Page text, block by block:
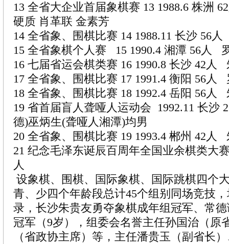
13 全省大企业首届象棋赛 13 1988.6 株洲
硬质 肖革联 金素芳
14 全省象、围棋比赛 14 1988.11 长沙 56
15 全省象棋个人赛 15 1990.4 湘潭 56人
16 七届省运会棋类赛 16 1990.8 长沙 42
17 全省象、围棋比赛 17 1991.4 衡阳 56人
18 全省象、围棋比赛 18 1992.4 岳阳 56
19 省首届盲人聋哑人运动会 1992.11 长沙
德)巫炳生(聋哑人湘潭)均男
20 全省象、围棋比赛 19 1993.4 郴州 42
21 纪念毛泽东诞辰百周年全国业余棋类大
人
设象棋、围棋、国际象棋、国际跳棋四个
青、少四个年龄段总计45个组别同场竞技
录，长沙朱贵友勇夺象棋成年组冠军、常
冠军（9岁），组委会名誉主任孙国治（原
（省政协主席）等，主任潘贵玉（副省长